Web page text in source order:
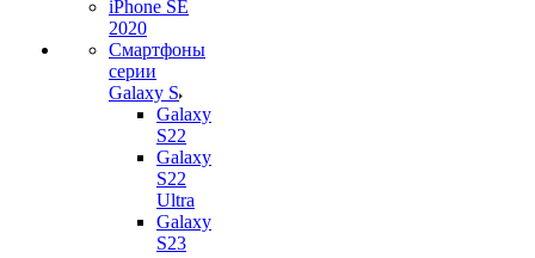
iPhone SE
2020
Смартфоны
серии
Galaxy S
Galaxy
S22
Galaxy
S22
Ultra
Galaxy
S23